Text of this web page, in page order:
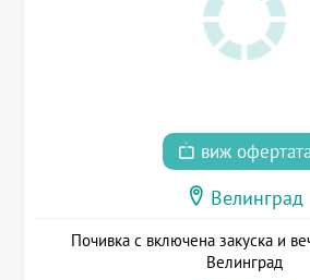
виж
Велинград
Почивка с включена закуска и
Велинград